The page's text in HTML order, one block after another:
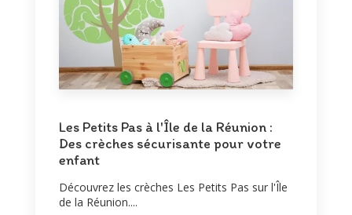
Les Petits Pas à l'Île de la Réunion :
Des crèches sécurisante pour votre
enfant
Découvrez les crèches Les Petits Pas sur l'Île
de la Réunion....